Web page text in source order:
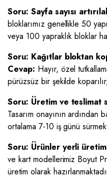
Soru: Sayfa sayısı
bloklarımız genellikle 50
veya 100 yapraklık bloklar
Soru: Kağıtlar bloktan
Cevap: Hayır, özel
pürüzsüz bir şekilde
Soru: Üretim ve teslimat
Tasarım onayının ardından
ortalama 7-10 iş günü
Soru: Ürünler yerli
ve kart modellerimiz Boyut
üretim olarak